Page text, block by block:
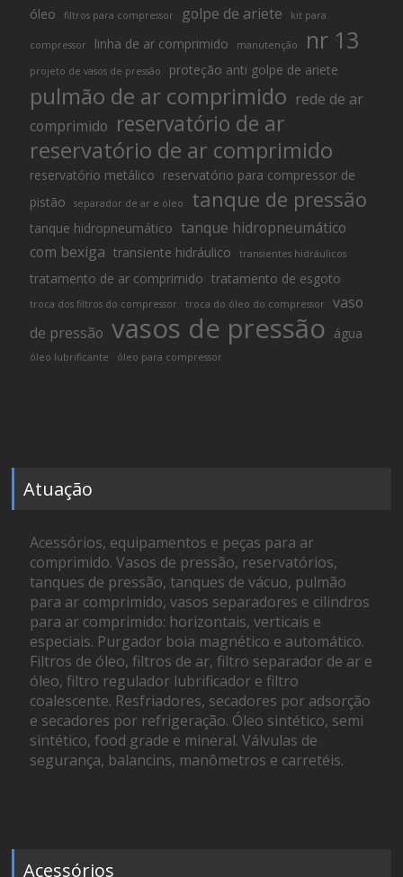
óleo
filtros para compressor golpe de ariete kit para
compressor linha de ar comprimido manutenção nr 13
projeto de vasos de pressão proteção anti golpe de ariete
pulmão de ar comprimido rede de ar
comprimido reservatório de ar
reservatório de ar comprimido
reservatório metálico reservatório para compressor de
pistão
separador de ar e óleo tanque de pressão
tanque hidropneumático tanque hidropneumático
com bexiga transiente hidráulico transientes hidráulicos
tratamento de ar comprimido tratamento de esgoto
troca dos filtros do compressor troca do óleo do compressor
vaso
de pressão vasos de pressão água
óleo lubrificante óleo para compressor
Atuação
Acessórios, equipamentos e peças para ar
comprimido. Vasos de pressão, reservatórios,
tanques de pressão, tanques de vácuo, pulmão
para ar comprimido, vasos separadores e cilindros
para ar comprimido: horizontais, verticais e
especiais. Purgador boia magnético e automático.
Filtros de óleo, filtros de ar, filtro separador de ar e
óleo, filtro regulador lubrificador e filtro
coalescente. Resfriadores, secadores por adsorção
e secadores por refrigeração. Óleo sintético, semi
sintético, food grade e mineral. Válvulas de
segurança, balancins, manômetros e carretéis.
Acessórios